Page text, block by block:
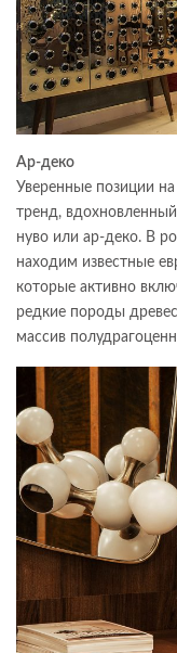
Ар-деко
Уверенные позиции
тренд,
нуво или ар-деко. В
находим известные
которые активно
редкие породы
массив